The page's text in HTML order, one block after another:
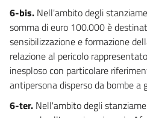
6-bis. Nell'ambito degli
somma di euro 100.000 è
sensibilizzazione e formazione
relazione al pericolo
inesploso con particolare
antipersona disperso da bombe a
6-ter. Nell'ambito degli